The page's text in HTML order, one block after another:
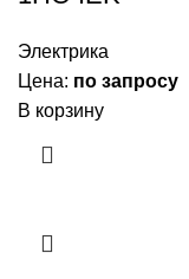
Электрика
Цена: по запросу
В корзину